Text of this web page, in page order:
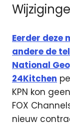
Eerder deze
andere de
National
24Kitchen
KPN kon
FOX
nieuw